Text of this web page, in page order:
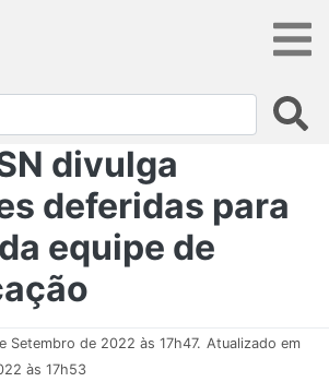
divulga
deferidas para
equipe de
Setembro de 2022 às 17h47. Atualizado em
às 17h53